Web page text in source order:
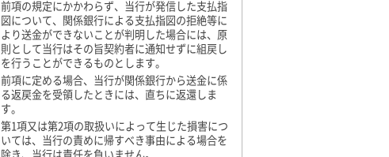
前項の規定にかかわらず、当行が発信した支払指
図について、関係銀行による支払指図の拒絶等に
より送金ができないことが判明した場合には、原
則として当行はその旨契約者に通知せずに組戻し
を行うことができるものとします。
前項に定める場合、当行が関係銀行から送金に係
る返戻金を受領したときには、直ちに返還しま
す。
第1項又は第2項の取扱いによって生じた損害につ
いては、当行の責めに帰すべき事由による場合を